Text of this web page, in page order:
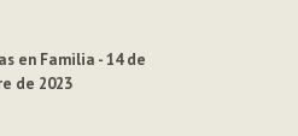
en Familia - 14 de
de 2023